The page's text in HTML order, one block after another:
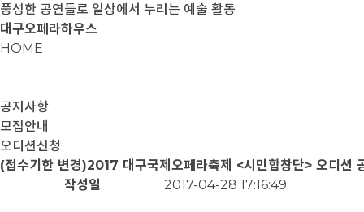
풍성한 공연들로 일상에서 누리는 예술 활동
대구오페라하우스
HOME
공지사항
모집안내
오디션신청
(접수기한 변경)2017 대구국제오페라축제 <시민합창단> 오디션
작성일
2017-04-28 17:16:49